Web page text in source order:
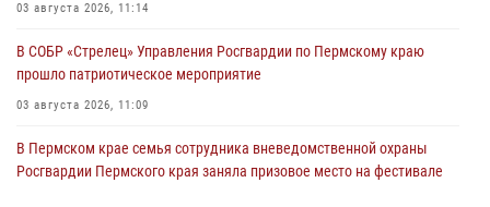
03 августа 2026, 11:14
В СОБР «Стрелец» Управления Росгвардии по Пермскому краю
прошло патриотическое мероприятие
03 августа 2026, 11:09
В Пермском крае семья сотрудника вневедомственной охраны
Росгвардии Пермского края заняла призовое место на фестивале